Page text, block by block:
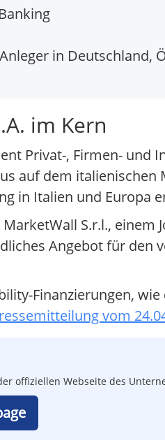
in Deutschland,
im Kern
Privat-, Firmen- und
auf dem italienischen
in Italien und Europa
S.r.l., einem
Angebot für den
Finanzierungen,
vom
offiziellen Webseite des